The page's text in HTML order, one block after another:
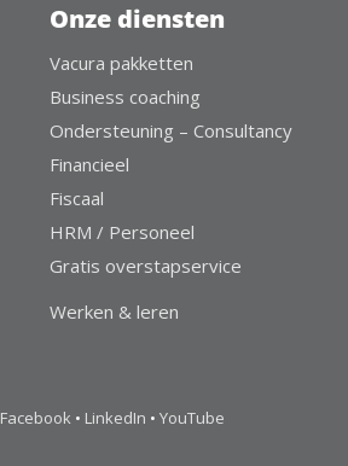
Onze diensten
Vacura pakketten
Business coaching
Ondersteuning – Consultancy
Financieel
Fiscaal
HRM / Personeel
Gratis overstapservice
Werken & leren
Facebook • LinkedIn • YouTube